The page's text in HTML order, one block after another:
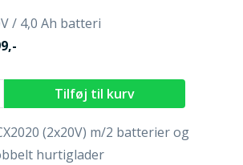
/ 4,0 Ah batteri
(2x20V) m/2 batterier og
hurtiglader